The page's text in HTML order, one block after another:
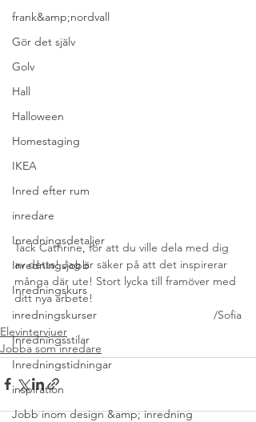
frank&amp;nordvall
Gör det själv
Golv
Hall
Halloween
Homestaging
IKEA
Inred efter rum
inredare
Inredningsdetaljer
Inredningsjobb
Inredningskurs
inredningskurser
Inredningsstilar
Inredningstidningar
inspiration
Jobb inom design &amp; inredning
Tack Cathrine, för att du ville dela med dig
av detta! Jag är säker på att det inspirerar
många där ute! Stort lycka till framöver med
ditt nya arbete!
/Sofia
Elevintervjuer
Jobba som inredare